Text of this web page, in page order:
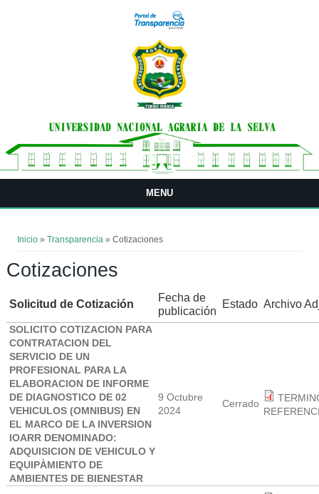
MENU
Inicio »Transparencia » Cotizaciones
Cotizaciones
Solicitud de Cotización
Fecha de
publicación
Estado Archivo
SOLICITO COTIZACION PARA
CONTRATACION DEL
SERVICIO DE UN
PROFESIONAL PARA LA
ELABORACION DE INFORME
DE DIAGNOSTICO DE 02
VEHICULOS (OMNIBUS) EN
EL MARCO DE LA INVERSION
IOARR DENOMINADO:
ADQUISICION DE VEHICULO Y
EQUIPÀMIENTO DE
AMBIENTES DE BIENESTAR
9 Octubre
2024
Cerrado